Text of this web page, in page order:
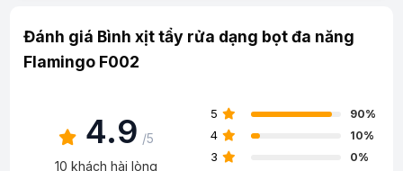
Đánh giá Bình xịt tẩy rửa dạng bọt đa năng
Flamingo F002
4.9 /5
10 khách hài lòng
5 90%
4 10%
3 0%